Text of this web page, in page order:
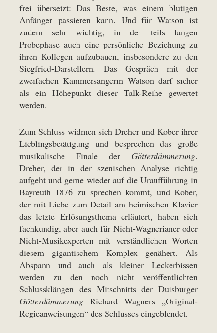
frei übersetzt: Das Beste, was einem blutigen
Anfänger passieren kann. Und für Watson ist
zudem sehr wichtig, in der teils langen
Probephase auch eine persönliche Beziehung zu
ihren Kollegen aufzubauen, insbesondere zu den
Siegfried-Darstellern. Das Gespräch mit der
zweifachen Kammersängerin Watson darf sicher
als ein Höhepunkt dieser Talk-Reihe gewertet
werden.
Zum Schluss widmen sich Dreher und Kober ihrer
Lieblingsbetätigung und besprechen das große
musikalische Finale der Götterdämmerung.
Dreher, der in der szenischen Analyse richtig
aufgeht und gerne wieder auf die Uraufführung in
Bayreuth 1876 zu sprechen kommt, und Kober,
der mit Liebe zum Detail am heimischen Klavier
das letzte Erlösungsthema erläutert, haben sich
fachkundig, aber auch für Nicht-Wagnerianer oder
Nicht-Musikexperten mit verständlichen Worten
diesem gigantischem Komplex genähert. Als
Abspann und auch als kleiner Leckerbissen
werden zu den noch nicht veröffentlichten
Schlussklängen des Mitschnitts der Duisburger
Götterdämmerung Richard Wagners „Original-
Regieanweisungen“ des Schlusses eingeblendet.